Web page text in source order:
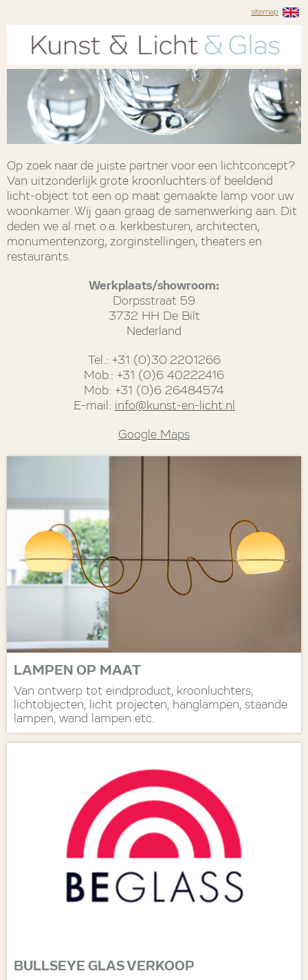
sitemap
Op zoek naar de juiste partner voor een lichtconcept?
Van uitzonderlijk grote kroonluchters of beeldend
licht-object tot een op maat gemaakte lamp voor uw
woonkamer. Wij gaan graag de samenwerking aan. Dit
deden we al met o.a. kerkbesturen, architecten,
monumentenzorg, zorginstellingen, theaters en
restaurants.
Werkplaats/showroom:
Dorpsstraat 59
3732 HH De Bilt
Nederland
Tel.: +31 (0)30 2201266
Mob.: +31 (0)6 40222416
Mob: +31 (0)6 26484574
E-mail: info@kunst-en-licht.nl
Google Maps
LAMPEN OP MAAT
Van ontwerp tot eindproduct, kroonluchters,
lichtobjecten, licht projecten, hanglampen, staande
lampen, wand lampen etc.
BULLSEYE GLAS VERKOOP